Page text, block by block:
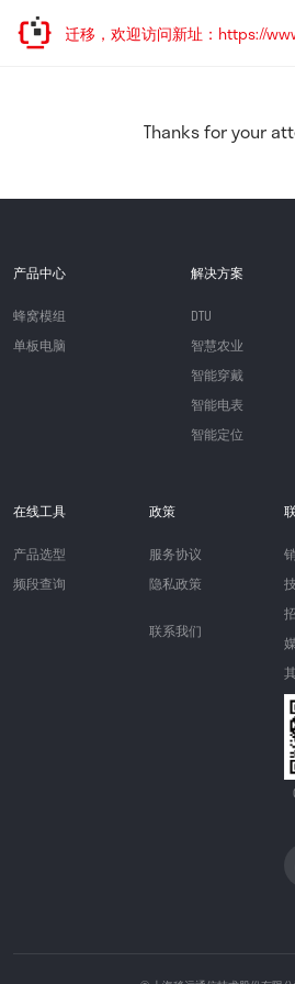
地址已迁移，欢迎访问新址：https://
Thanks for your
产品中心
蜂窝模组
单板电脑
解决方案
DTU
智慧农业
智能穿戴
智能电表
智能定位
在线工具
产品选型
频段查询
政策
服务协议
隐私政策
联系我们